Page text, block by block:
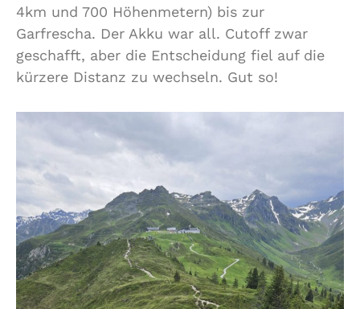
4km und 700 Höhenmetern) bis zur
Garfrescha. Der Akku war all. Cutoff zwar
geschafft, aber die Entscheidung fiel auf die
kürzere Distanz zu wechseln. Gut so!